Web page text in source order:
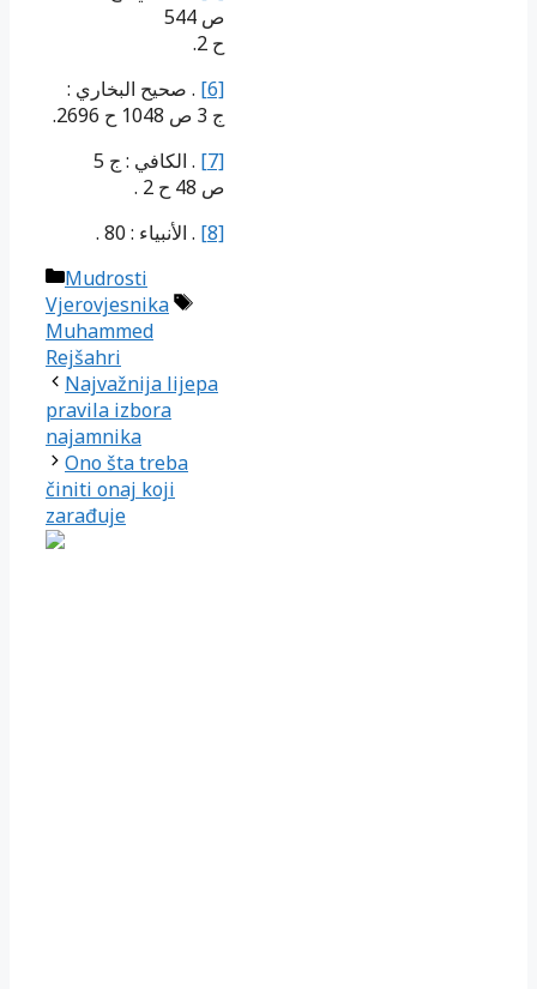
ص 544
ح 2.
[6] . صحيح البخاري :
ج 3 ص 1048 ح 2696.
[7]
. الكافي : ج 5
ص 48 ح 2 .
[8] . الأنبياء : 80 .
Kategorije
Mudrosti
Vjerovjesnika
Oznake
Muhammed
Rejšahri
Najvažnija lijepa
pravila izbora
najamnika
Ono šta treba
činiti onaj koji
zarađuje